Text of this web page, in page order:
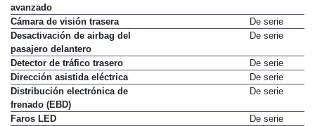
avanzado
Cámara de visión trasera
De serie
Desactivación de airbag del
pasajero delantero
De serie
Detector de tráfico trasero
De serie
Dirección asistida eléctrica
De serie
Distribución electrónica de
frenado (EBD)
De serie
Faros LED
De serie